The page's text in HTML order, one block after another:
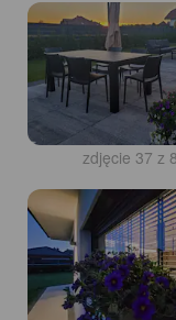
zdjęcie 37 z